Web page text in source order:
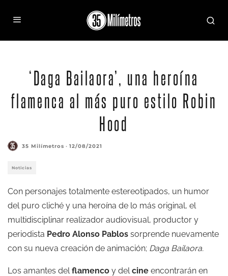
‘Daga Bailaora’, una heroína
flamenca al más puro estilo Robin
Hood
35 Milímetros · 12/08/2021
Noticias
Con personajes totalmente estereotipados, un humor
del puro cliché y una heroína de lo más original, el
multidisciplinar realizador audiovisual, productor y
periodista Pedro Alonso Pablos sorprende nuevamente
con su nueva creación de animación; Daga Bailaora.
Los amantes delflamenco y delcine encontrarán en